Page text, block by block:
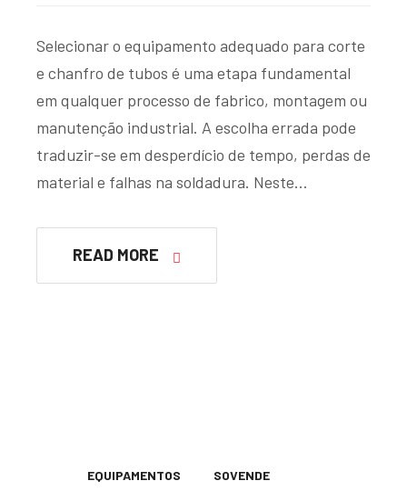
Selecionar o equipamento adequado para corte
e chanfro de tubos é uma etapa fundamental
em qualquer processo de fabrico, montagem ou
manutenção industrial. A escolha errada pode
traduzir-se em desperdício de tempo, perdas de
material e falhas na soldadura. Neste…
READ MORE
EQUIPAMENTOS SOVENDE